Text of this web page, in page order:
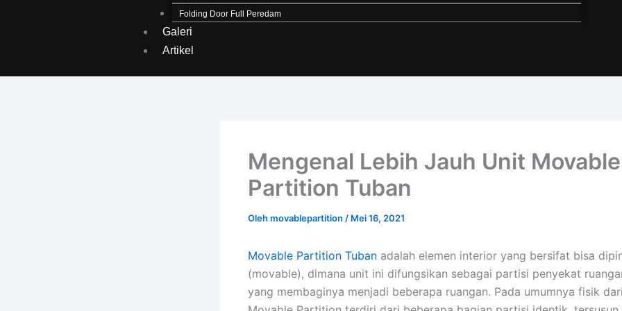
Folding Door Full Peredam
Galeri
Artikel
Mengenal Lebih Jauh Unit Movable
Partition Tuban
Olehmovablepartition / Mei 16, 2021
Movable Partition Tuban adalah elemen interior yang bersifat bisa
(movable), dimana unit ini difungsikan sebagai partisi penyekat
yang membaginya menjadi beberapa ruangan. Pada umumnya fisik